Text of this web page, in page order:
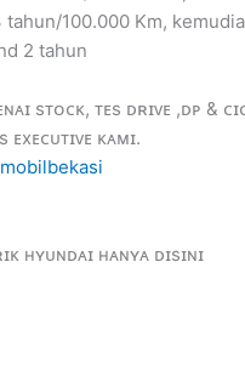
100.000 Km,
2 tahun
sᴛᴏᴄᴋ, ᴛᴇs ᴅʀɪᴠᴇ ,ᴅᴘ &
ᴇxᴇᴄᴜᴛɪᴠᴇ ᴋᴀᴍɪ.
ʜʏᴜɴᴅᴀɪ ʜᴀɴʏᴀ ᴅɪsɪɴɪ